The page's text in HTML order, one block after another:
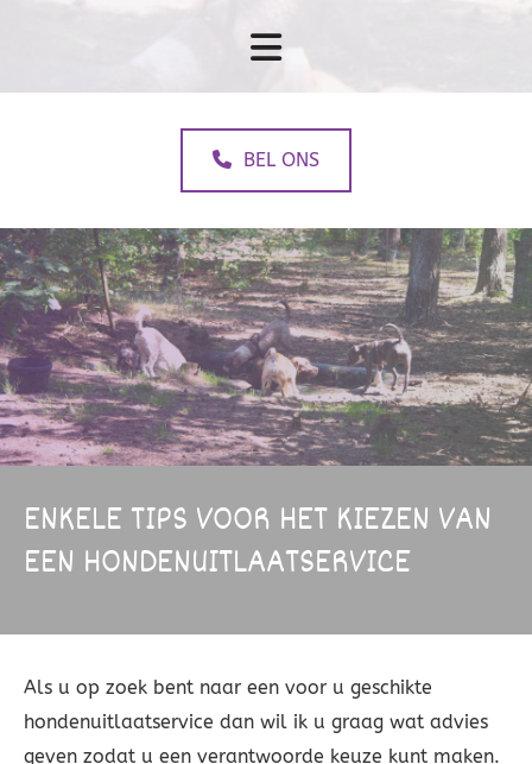
BEL ONS
ENKELE TIPS VOOR HET KIEZEN VAN
EEN HONDENUITLAATSERVICE
Als u op zoek bent naar een voor u geschikte
hondenuitlaatservice dan wil ik u graag wat advies
geven zodat u een verantwoorde keuze kunt maken.